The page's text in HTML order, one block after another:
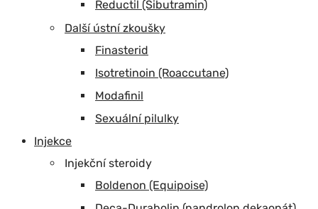
Reductil (Sibutramin)
Další ústní zkoušky
Finasterid
Isotretinoin (Roaccutane)
Modafinil
Sexuální pilulky
Injekce
Injekční steroidy
Boldenon (Equipoise)